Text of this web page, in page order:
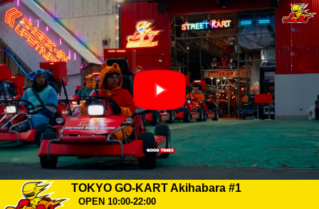
TOKYO GO-KART Akihabara #1
OPEN 10:00-22:00